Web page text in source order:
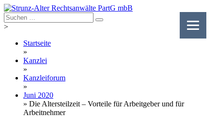
Skip
to
content
>
Startseite
»
Kanzlei
»
Kanzleiforum
»
Juni 2020
» Die Altersteilzeit – Vorteile für Arbeitgeber und für
Arbeitnehmer